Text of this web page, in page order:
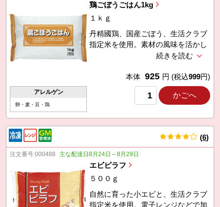
アレルゲン
卵・麦・豆・鶏
鶏ごぼうごはん1kg
１ｋｇ
丹精國鶏、国産ごぼう、生活クラブ
指定米を使用。素材の風味を活かし
た味つけ。通常サイズの500gの2倍
本体 925 円 (税込999円)
かごへ
(6)
注文番号:000488 主な配達日8月24日～8月29日
エビピラフ
５００ｇ
自然に育った小エビと、生活クラブ
指定米を使用。電子レンジなどで加